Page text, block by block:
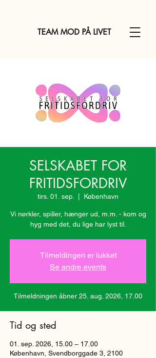
TEAM MOD PÅ LIVET
SELSKABET FOR
FRITIDSFORDRIV
tirs. 01. sep. København
Vi nørkler, spiller, hænger ud, m.m. - kom og
hyg med det, du lige har lyst til.
Tilmeldingen er lukket
Se andre events
Tilmeldningen åbner 25. aug. 2026, 17.00
Tid og sted
01. sep. 2026, 15.00 – 17.00
København, Svendborggade 3, 2100